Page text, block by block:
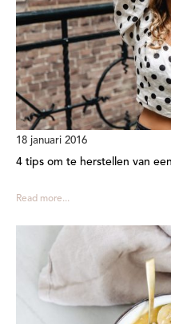
18 januari 2016
4 tips om te herstellen van
Read more...